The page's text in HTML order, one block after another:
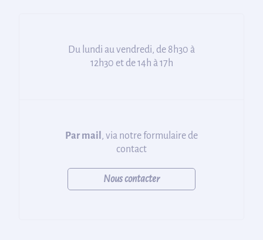
Du lundi au vendredi, de 8h30 à
12h30 et de 14h à 17h
Par mail , via notre formulaire de
contact
Nous contacter